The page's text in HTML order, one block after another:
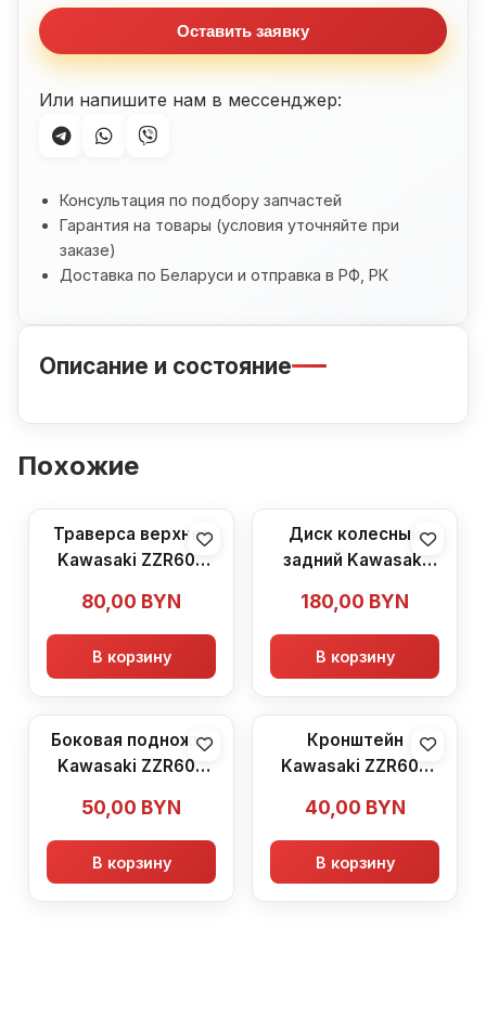
Kawasaki
ZZR600
(1990-
1992)
Оставить заявку
Или напишите нам в мессенджер:
Консультация по подбору запчастей
Гарантия на товары (условия уточняйте при
заказе)
Доставка по Беларуси и отправка в РФ, РК
Описание и состояние
Похожие
Траверса верхняя
Kawasaki ZZR600
80,00 BYN
В корзину
Диск колесный
задний Kawasaki
180,00 BYN
В корзину
Боковая подножка
Kawasaki ZZR600
50,00 BYN
В корзину
Кронштейн
Kawasaki ZZR600
40,00 BYN
В корзину